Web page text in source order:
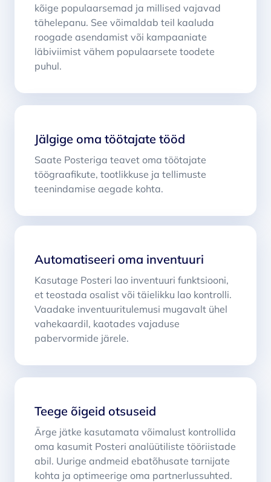
kõige populaarsemad ja millised vajavad
tähelepanu. See võimaldab teil kaaluda
roogade asendamist või kampaaniate
läbiviimist vähem populaarsete toodete
puhul.
Jälgige oma töötajate tööd
Saate Posteriga teavet oma töötajate
töögraafikute, tootlikkuse ja tellimuste
teenindamise aegade kohta.
Automatiseeri oma inventuuri
Kasutage Posteri lao inventuuri funktsiooni,
et teostada osalist või täielikku lao kontrolli.
Vaadake inventuuritulemusi mugavalt ühel
vahekaardil, kaotades vajaduse
pabervormide järele.
Teege õigeid otsuseid
Ärge jätke kasutamata võimalust kontrollida
oma kasumit Posteri analüütiliste tööriistade
abil. Uurige andmeid ebatõhusate tarnijate
kohta ja optimeerige oma partnerlussuhted.